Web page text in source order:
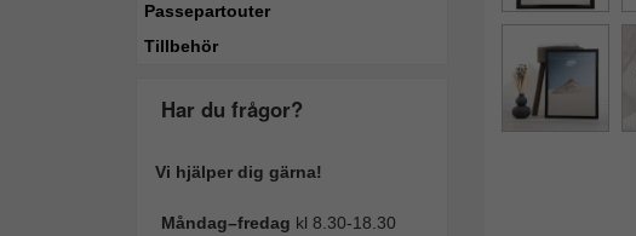
Passepartouter
Tillbehör
Har du frågor?
Vi hjälper dig gärna!
Måndag–fredag kl 8.30-18.30